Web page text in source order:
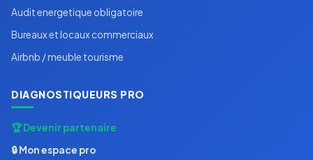
Audit energetique obligatoire
Bureaux et locaux commerciaux
Airbnb / meuble tourisme
DIAGNOSTIQUEURS PRO
🏆 Devenir partenaire
🔒 Mon espace pro